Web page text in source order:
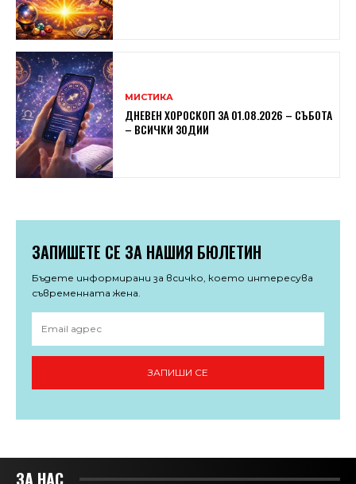
МИСТИКА
ДНЕВЕН ХОРОСКОП ЗА 01.08.2026 – СЪБОТА
– ВСИЧКИ ЗОДИИ
ЗАПИШЕТЕ СЕ ЗА НАШИЯ БЮЛЕТИН
Бъдете информирани за всичко, което интересува
съвременната жена.
ЗАПИШИ СЕ
ЗА НАС